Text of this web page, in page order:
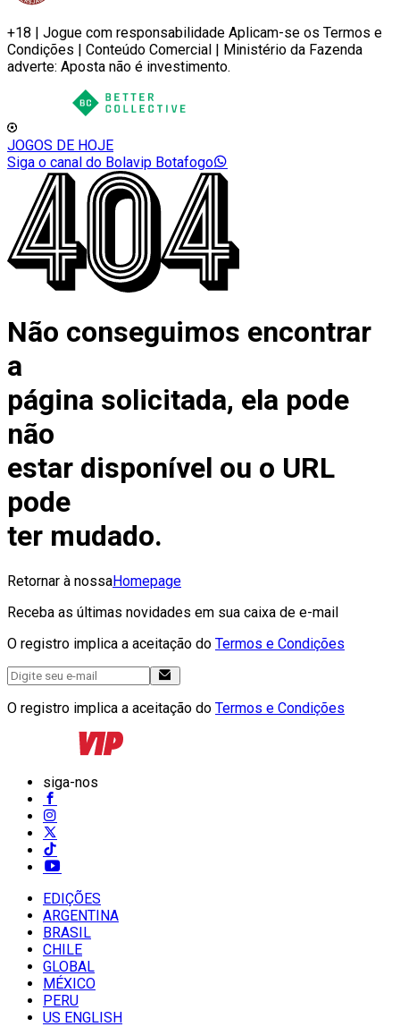
+18 | Jogue com responsabilidade Aplicam-se os Termos e
Condições | Conteúdo Comercial | Ministério da Fazenda
adverte: Aposta não é investimento.
JOGOS DE HOJE
Siga o canal do Bolavip Botafogo
Não conseguimos encontrar
a
página solicitada, ela pode
não
estar disponível ou o URL
pode
ter mudado.
Retornar à nossaHomepage
Receba as últimas novidades em sua caixa de e-mail
O registro implica a aceitação do Termos e Condições
O registro implica a aceitação do Termos e Condições
siga-nos
EDIÇÕES
ARGENTINA
BRASIL
CHILE
GLOBAL
MÉXICO
PERU
US ENGLISH